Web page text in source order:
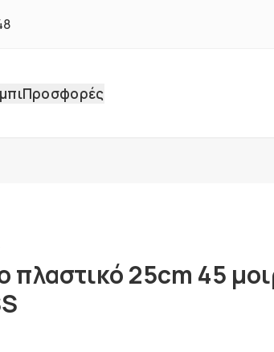
Προσφορές
πλαστικό 25cm 45